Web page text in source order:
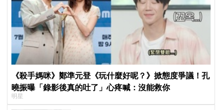
《殺手媽咪》鄭準元登《玩什麼好呢？》掀態度爭議！孔
曉振曝「錄影後真的吐了」心疼喊：沒能救你
明星